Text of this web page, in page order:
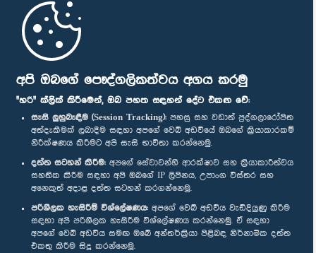
අපි ඔබගේ පෞද්ගලිකත්වය අගය කරමු
"හරි" ක්ලික් කිරීමෙන්, ඔබ පහත සඳහන් දේට එකඟ වේ:
සැසි ලුහුබැඳීම (Session Tracking): පහසු සහ වඩාත් පුද්ගලාරෝපිත
අත්දැකීමක් ලබාදීම සඳහා අපගේ වෙබ් අඩවියේ ඔබගේ ක්‍රියාකාරකම්
නිරීක්ෂණය කිරීමට අපි සැසි භාවිතා කරන්නෙමු.
දත්ත සටහන් කිරීම: අපගේ සේවාවන්හි ආරක්ෂාව සහ ක්‍රියාකාරීත්වය
සහතික කිරීම සඳහා අපි ඔබගේ IP ලිපිනය, උපාංග විස්තර සහ
අනෙකුත් අදාළ දත්ත සටහන් කරගන්නෙමු.
පරිශීලක හැසිරීම් විශ්ලේෂණය: අපගේ වෙබ් අඩවිය වැඩිදියුණු කිරීම
සඳහා අපි පරිශීලක හැසිරීම විශ්ලේෂණය කරන්නෙමු. ඒ සඳහා
අපගේ වෙබ් අඩවිය සමඟ ඔබේ අන්තර්ක්‍රියා පිළිබඳ නිර්නාමික දත්ත
එකතු කිරීම සිදු කරන්නෙමු.
මුල් පිටුව
පාර්ලිමේන්තු ජංගම යෙදුම
අප හා සම්බන්ධ වී සිටින්න :
සම්මාන
පෞද්ගලිකත්ව ප්‍රතිපත්තිය